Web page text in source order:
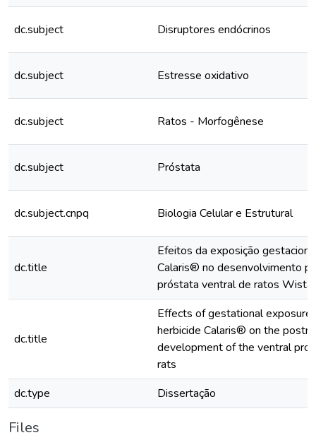
dc.subject Disruptores endócrinos
dc.subject Estresse oxidativo
dc.subject Ratos - Morfogênese
dc.subject Próstata
dc.subject.cnpq Biologia Celular e Estrutural
dc.title
Efeitos da exposição
Calaris® no desenvolvimento
próstata ventral de ratos Wistar
dc.title
Effects of gestational exposure
herbicide Calaris® on the
development of the ventral
rats
dc.type
Dissertação
Files